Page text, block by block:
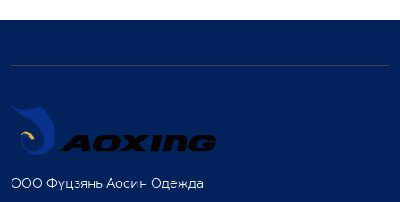
ООО Фуцзянь Аосин Одежда